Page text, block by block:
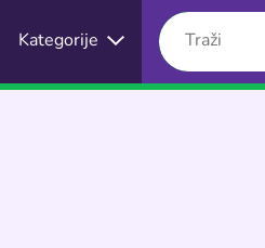
Kategorije